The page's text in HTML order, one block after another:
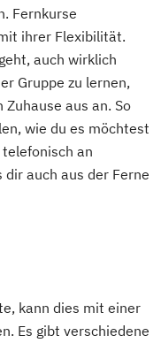
Fernkurse
ihrer Flexibilität.
auch wirklich
Gruppe zu lernen,
aus an. So
wie du es möchtest
an
auch aus der Ferne
kann dies mit einer
Es gibt verschiedene